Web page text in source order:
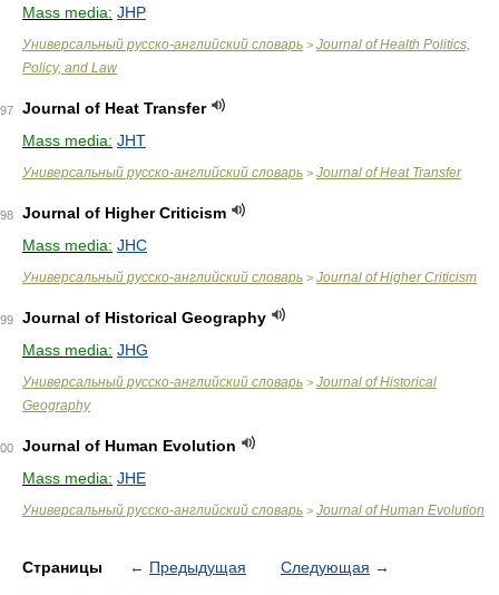
Mass media: JHP
Универсальный русско-английский словарь > Journal of Health Politics,
Policy, and Law
97
Journal of Heat Transfer
Mass media: JHT
Универсальный русско-английский словарь > Journal of Heat Transfer
98
Journal of Higher Criticism
Mass media: JHC
Универсальный русско-английский словарь > Journal of Higher Criticism
99
Journal of Historical Geography
Mass media: JHG
Универсальный русско-английский словарь > Journal of Historical
Geography
Journal of Human Evolution
Mass media: JHE
Универсальный русско-английский словарь > Journal of Human Evolution
Страницы ← Предыдущая Следующая →